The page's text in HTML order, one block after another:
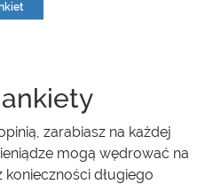
zarabiasz na każdej
mogą wędrować na
długiego